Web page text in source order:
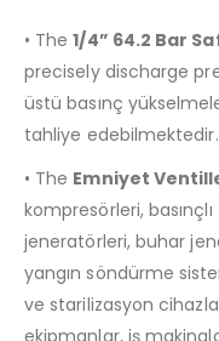
• The1/4” 64.2 Bar
precisely discharge
üstü basınç
tahliye edebilmektedir.
• The Emniyet
kompresörleri,
jeneratörleri, buhar
yangın söndürme
ve starilizasyon
ekipmanlar, iş